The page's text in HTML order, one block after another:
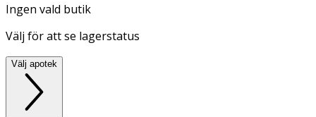
Ingen vald butik
Välj för att se lagerstatus
Välj apotek